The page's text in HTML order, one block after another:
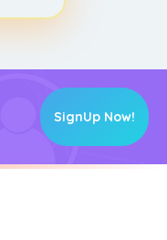
SignUp Now!